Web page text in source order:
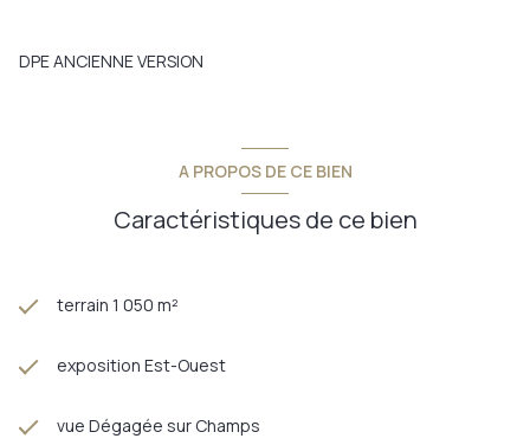
51240 51470 51400 51600 51150
DPE ANCIENNE VERSION
A PROPOS DE CE BIEN
Caractéristiques de ce bien
terrain 1 050 m²
exposition Est-Ouest
vue Dégagée sur Champs